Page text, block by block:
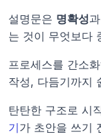
설명문은 명확성과
는 것이 무엇보다
프로세스를 간소
작성, 다듬기까지
탄탄한 구조로 시
기가 초안을 쓰기